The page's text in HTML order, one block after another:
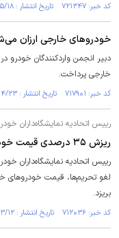
کد خبر: ۷۲۱۳۴۷ تاریخ انتشار : ۱۴۰۰/۰۵/۱۸
خودرو‌های خارجی ارزان
دبیر انجمن واردکنندگان خودرو
خارجی پرداخت.
کد خبر: ۷۱۷۹۰۱ تاریخ انتشار : ۱۴۰۰/۰۴/۲۳
رییس اتحادیه نمایشگاه‌داران
ریزش ۳۵ درصدی قیمت خودروهای خارجی با لغو تحریم‌ها
رییس اتحادیه نمایشگاه‌داران
بریزد.
کد خبر: ۷۱۲۰۳۶ تاریخ انتشار : ۱۴۰۰/۰۳/۱۲